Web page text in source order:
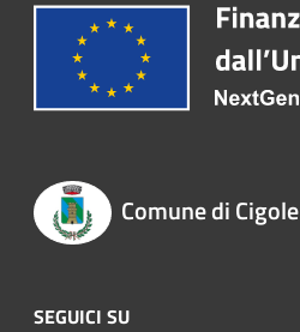
Comune di Cigole
SEGUICI SU